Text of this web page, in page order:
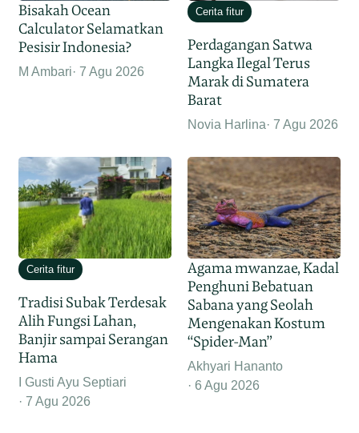
Bisakah Ocean
Calculator Selamatkan
Pesisir Indonesia?
M Ambari 7 Agu 2026
Cerita fitur
Perdagangan Satwa
Langka Ilegal Terus
Marak di Sumatera
Barat
Novia Harlina 7 Agu 2026
Cerita fitur
Tradisi Subak Terdesak
Alih Fungsi Lahan,
Banjir sampai Serangan
Hama
I Gusti Ayu Septiari
7 Agu 2026
Agama mwanzae, Kadal
Penghuni Bebatuan
Sabana yang Seolah
Mengenakan Kostum
“Spider-Man”
Akhyari Hananto
6 Agu 2026